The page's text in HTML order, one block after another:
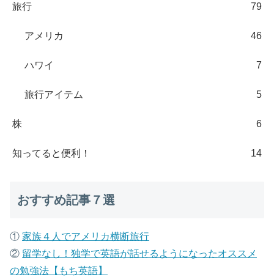
旅行 79
アメリカ 46
ハワイ 7
旅行アイテム 5
株 6
知ってると便利！ 14
おすすめ記事７選
① 家族４人でアメリカ横断旅行
② 留学なし！独学で英語が話せるようになったオススメ
の勉強法【もち英語】